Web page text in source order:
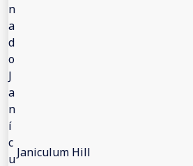
Janiculum Hill